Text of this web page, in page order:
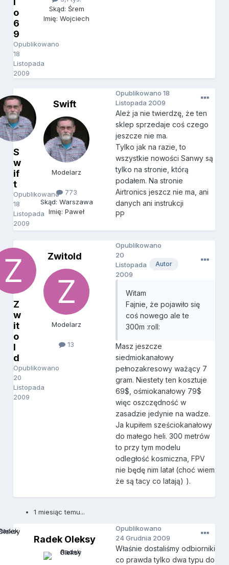
o
6
9
Opublikowano
18
Listopada
2009
Skąd: Śrem
Imię: Wojciech
S
w
if
t
Opublikowano
18
Listopada
2009
Swift
Modelarz
773
Skąd: Warszawa
Imię: Paweł
Opublikowano18
Listopada 2009
Ależ ja nie twierdzę, że ten
sklep sprzedaje coś czego
jeszcze nie ma.
Tylko jak na razie, to
wszystkie nowości Sanwy są
tylko na stronie, którą
podałem. Na stronie
Airtronics jeszcz nie ma, ani
danych ani instrukcji
PP
Z
w
it
o
l
d
Opublikowano
20
Listopada
2009
Zwitold
Modelarz
13
Autor
Opublikowano
20
Listopada
2009
Witam
Fajnie, że pojawiło się
coś nowego ale te
300m :roll:
Masz jeszcze
siedmiokanałowy
pełnozakresowy ważący 7
gram. Niestety ten kosztuje
69$, ośmiokanałowy 79$
więc oszczędność w
zasadzie jedynie na wadze.
Ja kupiłem sześciokanałowy
do małego heli. 300 metrów
to przy tym modelu
odległość kosmiczna, FPV
nie będę nim latał (choć wiem
że są tacy co latają) ).
1 miesiąc temu...
Radek Oleksy
Opublikowano
24 Grudnia 2009
Właśnie dostaliśmy odbiorniki
co prawda tylko dwa typu do